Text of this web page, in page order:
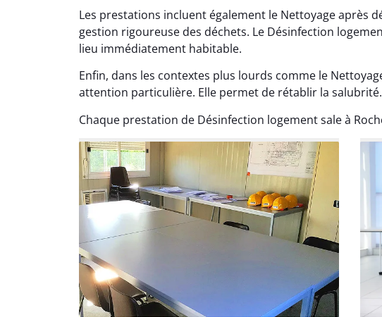
Les prestations incluent également le Nettoyage après
gestion rigoureuse des déchets. Le Désinfection
lieu immédiatement habitable.
Enfin, dans les contextes plus lourds comme le
attention particulière. Elle permet de rétablir la salubrité.
Chaque prestation de Désinfection logement sale à
très réussi. Tout a
en état